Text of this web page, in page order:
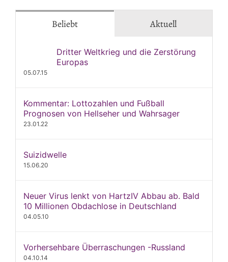
Beliebt Aktuell
Dritter Weltkrieg und die Zerstörung
Europas
05.07.15
Kommentar: Lottozahlen und Fußball
Prognosen von Hellseher und Wahrsager
23.01.22
Suizidwelle
15.06.20
Neuer Virus lenkt von HartzIV Abbau ab. Bald
10 Millionen Obdachlose in Deutschland
04.05.10
Vorhersehbare Überraschungen -Russland
04.10.14